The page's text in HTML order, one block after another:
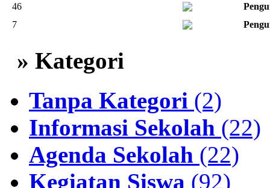
46
7
» Kategori
Tanpa Kategori (2)
Informasi Sekolah (22)
Agenda Sekolah (22)
Kegiatan Siswa (92)